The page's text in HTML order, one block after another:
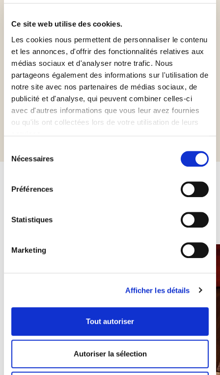
Ce site web utilise des cookies.
Les cookies nous permettent de personnaliser le contenu
et les annonces, d'offrir des fonctionnalités relatives aux
médias sociaux et d'analyser notre trafic. Nous
partageons également des informations sur l'utilisation de
notre site avec nos partenaires de médias sociaux, de
publicité et d'analyse, qui peuvent combiner celles-ci
avec d'autres informations que vous leur avez fournies
ou qu'ils ont collectées lors de votre utilisation de leurs
du Nécessaires
Préférences
Statistiques
Marketing
Afficher les détails
Tout autoriser
Autoriser la sélection
Sans gluten
Sans huile de
palme
Orthodox
Union Dairy
Informations complémentaires
Autres produits susceptibles de